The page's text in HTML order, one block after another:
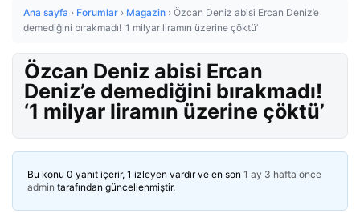
Ana sayfa › Forumlar › Magazin › Özcan Deniz abisi Ercan Deniz’e
demediğini bırakmadı! ‘1 milyar liramın üzerine çöktü’
Özcan Deniz abisi Ercan
Deniz’e demediğini bırakmadı!
‘1 milyar liramın üzerine çöktü’
Bu konu 0 yanıt içerir, 1 izleyen vardır ve en son 1 ay 3 hafta önce
admin tarafından güncellenmiştir.